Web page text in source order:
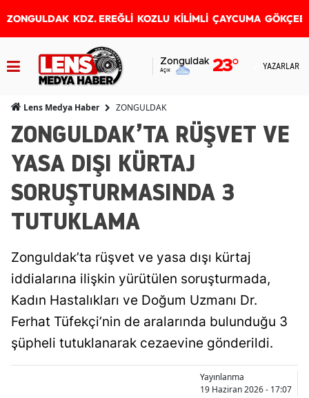
ZONGULDAK KDZ. EREĞLİ KOZLU KİLİMLİ ÇAYCUMA
Zonguldak
Açık 23° YAZARLAR
Lens Medya Haber ZONGULDAK
ZONGULDAK’TA RÜŞVET VE
YASA DIŞI KÜRTAJ
SORUŞTURMASINDA 3
TUTUKLAMA
Zonguldak’ta rüşvet ve yasa dışı kürtaj
iddialarına ilişkin yürütülen soruşturmada,
Kadın Hastalıkları ve Doğum Uzmanı Dr.
Ferhat Tüfekçi’nin de aralarında bulunduğu 3
şüpheli tutuklanarak cezaevine gönderildi.
Yayınlanma
19 Haziran 2026 - 17:07